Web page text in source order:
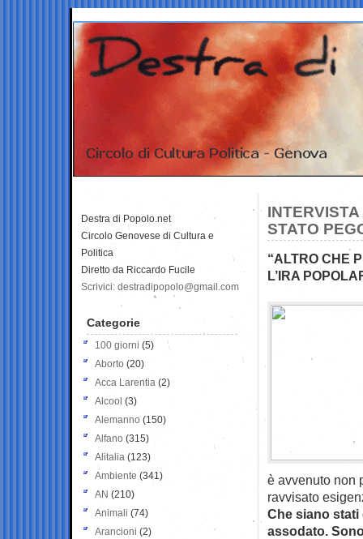
STATO
“ALTRO CHE
L’IRA
è avvenuto non
ravvisato
Che siano stati
assodato.
Destra di Popolo.net
Circolo Genovese di Cultura e
Politica
Diretto da Riccardo Fucile
Scrivici: destradipopolo@gmail.com
Categorie
100 giorni (5)
Aborto (20)
Acca Larentia (2)
Alcool (3)
Alemanno (150)
Alfano (315)
Alitalia (123)
Ambiente (341)
AN (210)
Animali (74)
Arancioni (2)